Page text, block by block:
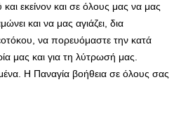
εκείνον και σε όλους μας να μας
και να μας αγιάζει, δια
να πορευόμαστε την κατά
μας και για τη λύτρωσή μας.
Η Παναγία βοήθεια σε όλους σας